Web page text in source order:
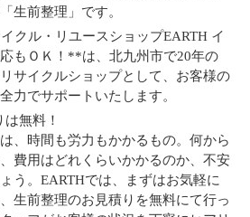
生前整理」です。
ル・リユースショップEARTH イ
もＯＫ！**は、北九州市で20年の
サイクルショップとして、お客様の
力でサポートいたします。
無料！
、時間も労力もかかるもの。何から
費用はどれくらいかかるのか、不安
う。EARTHでは、まずはお気軽に
生前整理のお見積りを無料にて行っ